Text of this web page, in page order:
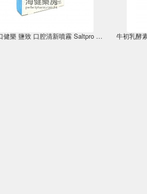
尚護健口健樂 鹽致 口腔清新噴霧 Saltpro Fresh Breath Spray